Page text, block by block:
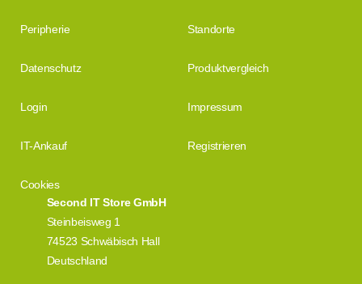
Second IT Store GmbH
Steinbeisweg 1
74523 Schwäbisch Hall
Deutschland
Peripherie Standorte
Datenschutz Produktvergleich
Login Impressum
IT-Ankauf Registrieren
Cookies